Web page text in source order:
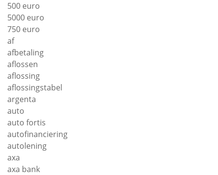
500 euro
5000 euro
750 euro
af
afbetaling
aflossen
aflossing
aflossingstabel
argenta
auto
auto fortis
autofinanciering
autolening
axa
axa bank